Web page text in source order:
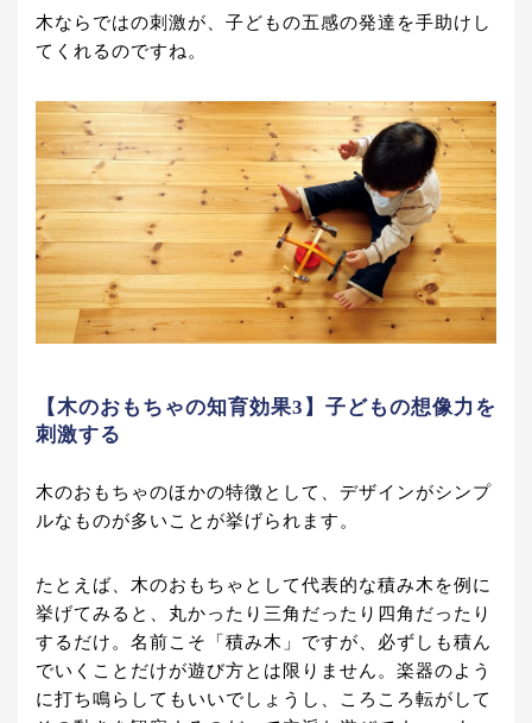
木ならではの刺激が、子どもの五感の発達を手助けし
てくれるのですね。
【木のおもちゃの知育効果3】子どもの想像力を
刺激する
木のおもちゃのほかの特徴として、デザインがシンプ
ルなものが多いことが挙げられます。
たとえば、木のおもちゃとして代表的な積み木を例に
挙げてみると、丸かったり三角だったり四角だったり
するだけ。名前こそ「積み木」ですが、必ずしも積ん
でいくことだけが遊び方とは限りません。楽器のよう
に打ち鳴らしてもいいでしょうし、ころころ転がして